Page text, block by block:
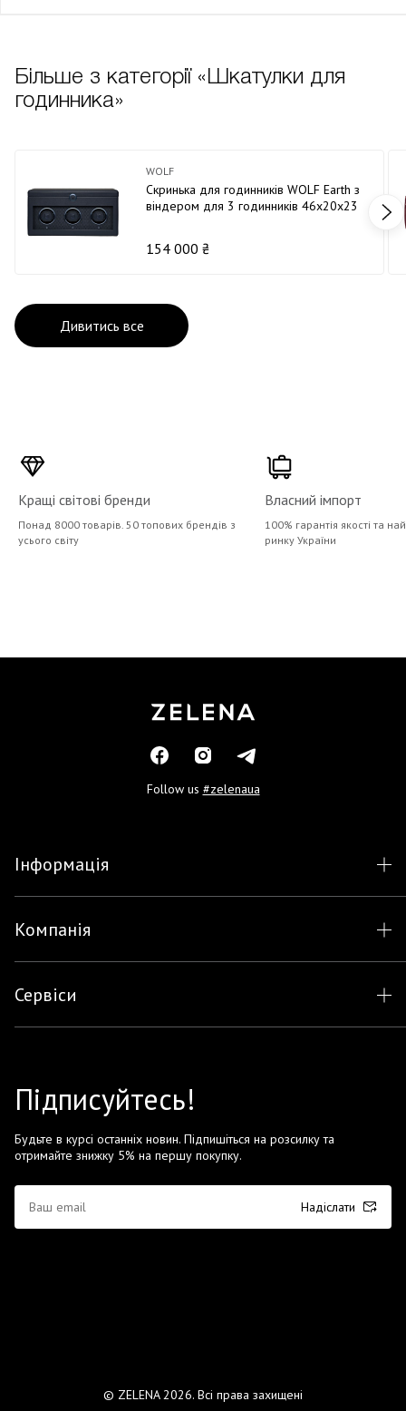
Більше з категорії «Шкатулки для
годинника»
WOLF
Скринька для годинників WOLF Earth з
віндером для 3 годинників 46х20х23
154 000 ₴
Дивитись все
Кращі світові бренди
Понад 8000 товарів. 50 топових брендів з
усього світу
Власний імпорт
100% гарантія якості та
ринку України
Follow us #zelenaua
Інформація
Компанія
Сервіси
Підписуйтесь!
Будьте в курсі останніх новин. Підпишіться на розсилку та
отримайте знижку 5% на першу покупку.
Надіслати
© ZELENA 2026. Всі права захищені